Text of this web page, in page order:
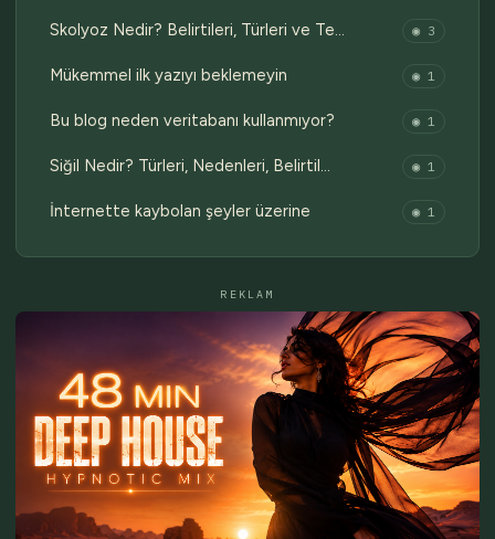
Skolyoz Nedir? Belirtileri, Türleri ve Te… ◉ 3
Mükemmel ilk yazıyı beklemeyin ◉ 1
Bu blog neden veritabanı kullanmıyor? ◉ 1
Siğil Nedir? Türleri, Nedenleri, Belirtil… ◉ 1
İnternette kaybolan şeyler üzerine ◉ 1
REKLAM